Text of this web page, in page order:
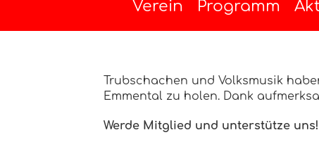
Verein Programm
Trubschachen und Volksmusik
Emmental zu holen. Dank
Werde Mitglied und unterstütze uns!